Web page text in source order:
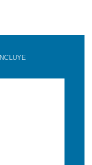
INCLUYE